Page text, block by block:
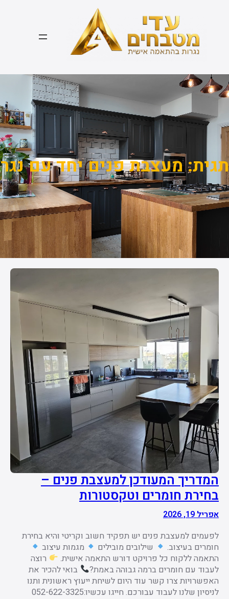
תגית:מעצבת פנים יחד עם נגר
המדריך המעודכן למעצבת פנים –
בחירת חומרים וטקסטורות
אפריל 19, 2026
לפעמים למעצבת פנים יש תפקיד חשוב וקריטי והיא בחירת
חומרים בעיצוב.
שילובים מובילים
מגמות עיצוב
התאמה ללקוח כל פרויקט דורש התאמה אישית.
רוצה
לעבוד עם חומרים ברמה גבוהה באמת?
בואי להכיר את
האפשרויות צרו קשר עוד היום לשיחת ייעוץ ראשונית ותנו
לניסיון שלנו לעבוד עבורכם. חייגו עכשיו:052-622-3325